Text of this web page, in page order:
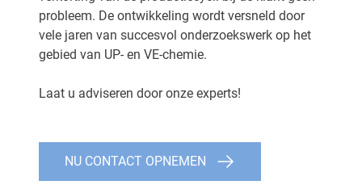
probleem. De ontwikkeling wordt versneld door
vele jaren van succesvol onderzoekswerk op het
gebied van UP- en VE-chemie.
Laat u adviseren door onze experts!
NU CONTACT OPNEMEN